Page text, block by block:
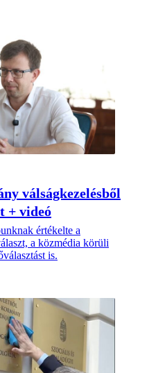
válságkezelésből
+ videó
értékelte a
a közmédia körüli
is.